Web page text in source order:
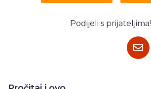
Podijeli s prijateljima!